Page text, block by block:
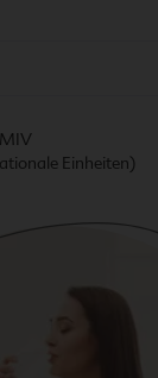
Einheiten)